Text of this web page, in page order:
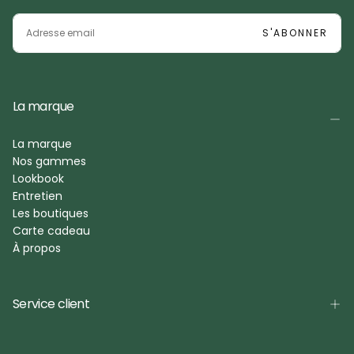
EMAIL
S'ABONNER
La marque
La marque
Nos gammes
Lookbook
Entretien
Les boutiques
Carte cadeau
À propos
Service client